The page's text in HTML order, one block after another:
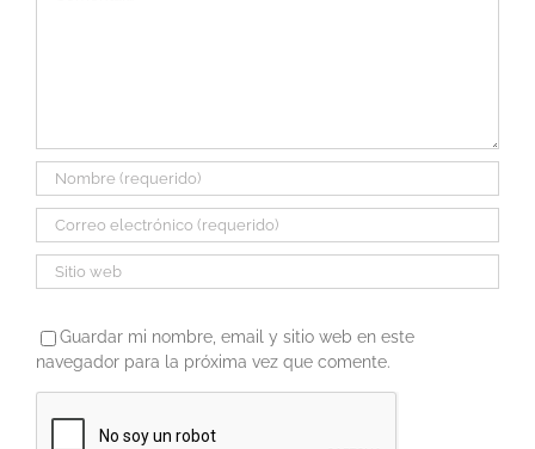
Guardar mi nombre, email y sitio web en este
navegador para la próxima vez que comente.